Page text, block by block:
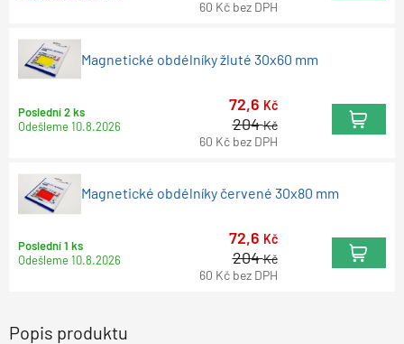
60 Kč bez DPH
Magnetické obdélníky žluté 30x60 mm
Poslední 2 ks
Odešleme10.8.2026
72,6 Kč
204Kč
60 Kč bez DPH
Magnetické obdélníky červené 30x80 mm
Poslední 1 ks
Odešleme10.8.2026
72,6 Kč
204Kč
60 Kč bez DPH
Popis produktu